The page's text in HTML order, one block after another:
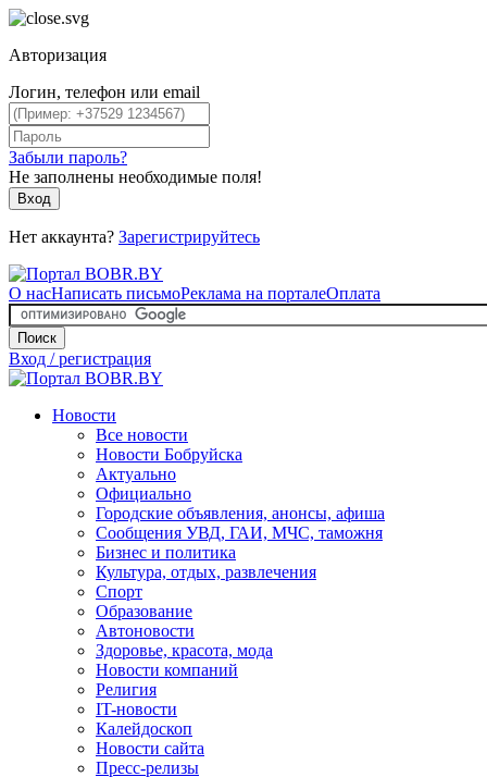
Авторизация
Логин, телефон или email
Забыли пароль?
Не заполнены необходимые поля!
Вход
Нет аккаунта? Зарегистрируйтесь
О насНаписать письмоРеклама на порталеОплата
Поиск
Вход / регистрация
Новости
Все новости
Новости Бобруйска
Актуально
Официально
Городские объявления, анонсы, афиша
Сообщения УВД, ГАИ, МЧС, таможня
Бизнес и политика
Культура, отдых, развлечения
Спорт
Образование
Автоновости
Здоровье, красота, мода
Новости компаний
Религия
IT-новости
Калейдоскоп
Новости сайта
Пресс-релизы